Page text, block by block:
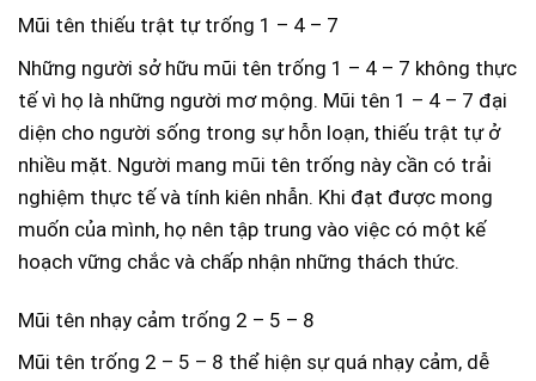
Mũi tên thiếu trật tự trống 1 – 4 – 7
Những người sở hữu mũi tên trống 1 – 4 – 7 không thực
tế vì họ là những người mơ mộng. Mũi tên 1 – 4 – 7 đại
diện cho người sống trong sự hỗn loạn, thiếu trật tự ở
nhiều mặt. Người mang mũi tên trống này cần có trải
nghiệm thực tế và tính kiên nhẫn. Khi đạt được mong
muốn của mình, họ nên tập trung vào việc có một kế
hoạch vững chắc và chấp nhận những thách thức.
Mũi tên nhạy cảm trống 2 – 5 – 8
Mũi tên trống 2 – 5 – 8 thể hiện sự quá nhạy cảm, dễ